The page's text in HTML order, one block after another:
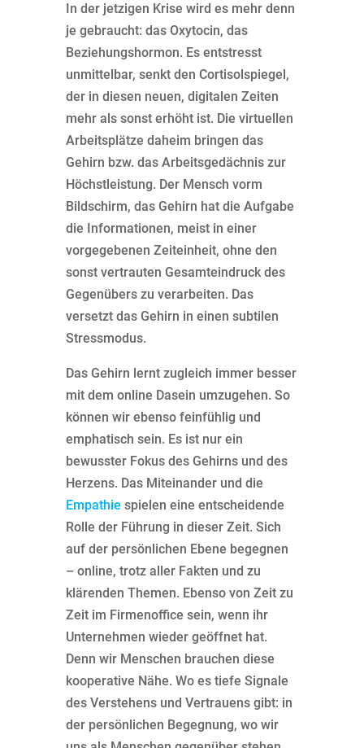
In der jetzigen Krise wird es mehr denn
je gebraucht: das Oxytocin, das
Beziehungshormon. Es entstresst
unmittelbar, senkt den Cortisolspiegel,
der in diesen neuen, digitalen Zeiten
mehr als sonst erhöht ist. Die virtuellen
Arbeitsplätze daheim bringen das
Gehirn bzw. das Arbeitsgedächnis zur
Höchstleistung. Der Mensch vorm
Bildschirm, das Gehirn hat die Aufgabe
die Informationen, meist in einer
vorgegebenen Zeiteinheit, ohne den
sonst vertrauten Gesamteindruck des
Gegenübers zu verarbeiten. Das
versetzt das Gehirn in einen subtilen
Stressmodus.
Das Gehirn lernt zugleich immer besser
mit dem online Dasein umzugehen. So
können wir ebenso feinfühlig und
emphatisch sein. Es ist nur ein
bewusster Fokus des Gehirns und des
Herzens. Das Miteinander und die
Empathie spielen eine entscheidende
Rolle der Führung in dieser Zeit. Sich
auf der persönlichen Ebene begegnen
– online, trotz aller Fakten und zu
klärenden Themen. Ebenso von Zeit zu
Zeit im Firmenoffice sein, wenn ihr
Unternehmen wieder geöffnet hat.
Denn wir Menschen brauchen diese
kooperative Nähe. Wo es tiefe Signale
des Verstehens und Vertrauens gibt: in
der persönlichen Begegnung, wo wir